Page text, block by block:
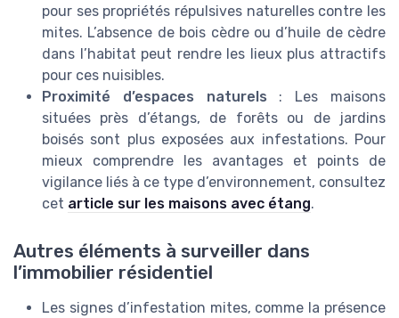
pour ses propriétés répulsives naturelles contre les
mites. L’absence de bois cèdre ou d’huile de cèdre
dans l’habitat peut rendre les lieux plus attractifs
pour ces nuisibles.
Proximité d’espaces naturels : Les maisons
situées près d’étangs, de forêts ou de jardins
boisés sont plus exposées aux infestations. Pour
mieux comprendre les avantages et points de
vigilance liés à ce type d’environnement, consultez
cet article sur les maisons avec étang.
Autres éléments à surveiller dans
l’immobilier résidentiel
Les signes d’infestation mites, comme la présence